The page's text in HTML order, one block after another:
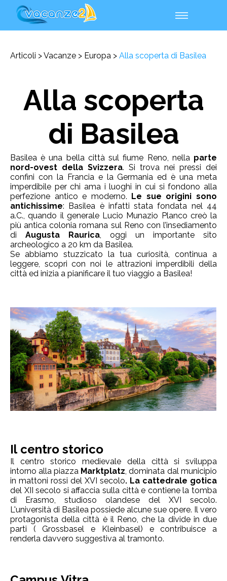
Articoli Vacanze Europa Alla scoperta di Basilea
Alla scoperta
di Basilea
Basilea è una bella città sul fiume Reno, nella parte
nord-ovest della Svizzera. Si trova nei pressi dei
confini con la Francia e la Germania ed è una meta
imperdibile per chi ama i luoghi in cui si fondono alla
perfezione antico e moderno. Le sue origini sono
antichissime: Basilea è infatti stata fondata nel 44
a.C., quando il generale Lucio Munazio Planco creò la
più antica colonia romana sul Reno con l’insediamento
di Augusta Raurica, oggi un importante sito
archeologico a 20 km da Basilea.
Se abbiamo stuzzicato la tua curiosità, continua a
leggere, scopri con noi le attrazioni imperdibili della
città ed inizia a pianificare il tuo viaggio a Basilea!
Il centro storico
Il centro storico medievale della città si sviluppa
intorno alla piazza Marktplatz, dominata dal municipio
in mattoni rossi del XVI secolo. La cattedrale gotica
del XII secolo si affaccia sulla città e contiene la tomba
di Erasmo, studioso olandese del XVI secolo.
L'università di Basilea possiede alcune sue opere. Il vero
protagonista della città è il Reno, che la divide in due
parti ( Grossbasel e Kleinbasel) e contribuisce a
renderla davvero suggestiva al tramonto.